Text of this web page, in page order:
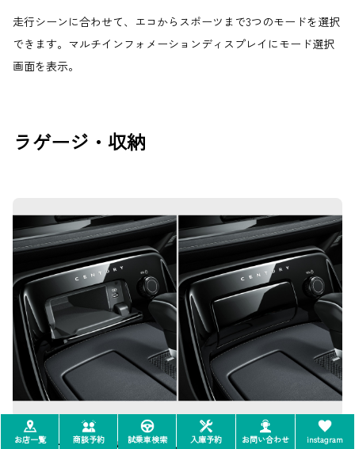
走行シーンに合わせて、エコからスポーツまで3つのモードを選択
できます。マルチインフォメーションディスプレイにモード選択
画面を表示。
ラゲージ・収納
センターコンソール小物入れ
お店一覧 商談予約 試乗車検索 入庫予約 お問い合わせ instagram